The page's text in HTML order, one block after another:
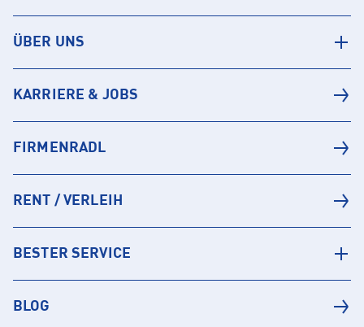
ÜBER UNS
KARRIERE & JOBS
FIRMENRADL
RENT / VERLEIH
BESTER SERVICE
BLOG